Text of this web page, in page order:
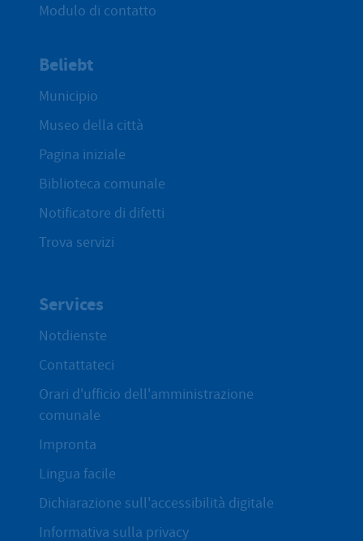
Modulo di contatto
Beliebt
Municipio
Museo della città
Pagina iniziale
Biblioteca comunale
Notificatore di difetti
Trova servizi
Services
Notdienste
Contattateci
Orari d'ufficio dell'amministrazione
comunale
Impronta
Lingua facile
Dichiarazione sull'accessibilità digitale
Informativa sulla privacy